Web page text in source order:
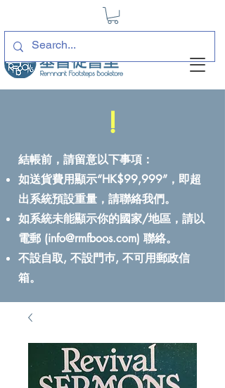
!
結帳前，請留意以下事項：
如送貨費用顯示“HK$99,999”，即超
出系統預設重量，請聯絡我們。
如系統未能顯示你的國家/地區，請以
電郵 (info@rmfboos.com) 聯絡。
不設自取, 不設門巿, 不可用郵政信
箱。